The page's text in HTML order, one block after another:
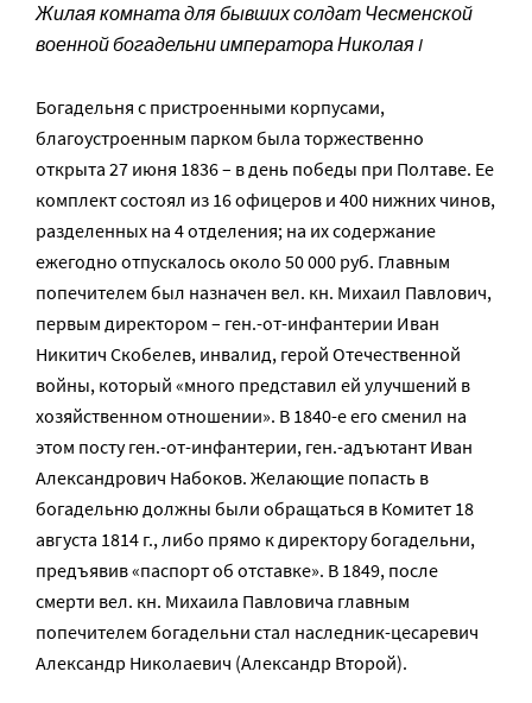
Жилая комната для бывших солдат Чесменской
военной богадельни императора Николая I
Богадельня c пристроенными корпусами,
благоустроенным парком была торжественно
открыта 27 июня 1836 – в день победы при Полтаве. Ее
комплект состоял из 16 офицеров и 400 нижних чинов,
разделенных на 4 отделения; на их содержание
ежегодно отпускалось около 50 000 руб. Главным
попечителем был назначен вел. кн. Михаил Павлович,
первым директором – ген.-от-инфантерии Иван
Никитич Скобелев, инвалид, герой Отечественной
войны, который «много представил ей улучшений в
хозяйственном отношении». В 1840-е его сменил на
этом посту ген.-от-инфантерии, ген.-адъютант Иван
Александрович Набоков. Желающие попасть в
богадельню должны были обращаться в Комитет 18
августа 1814 г., либо прямо к директору богадельни,
предъявив «паспорт об отставке». В 1849, после
смерти вел. кн. Михаила Павловича главным
попечителем богадельни стал наследник-цесаревич
Александр Николаевич (Александр Второй).